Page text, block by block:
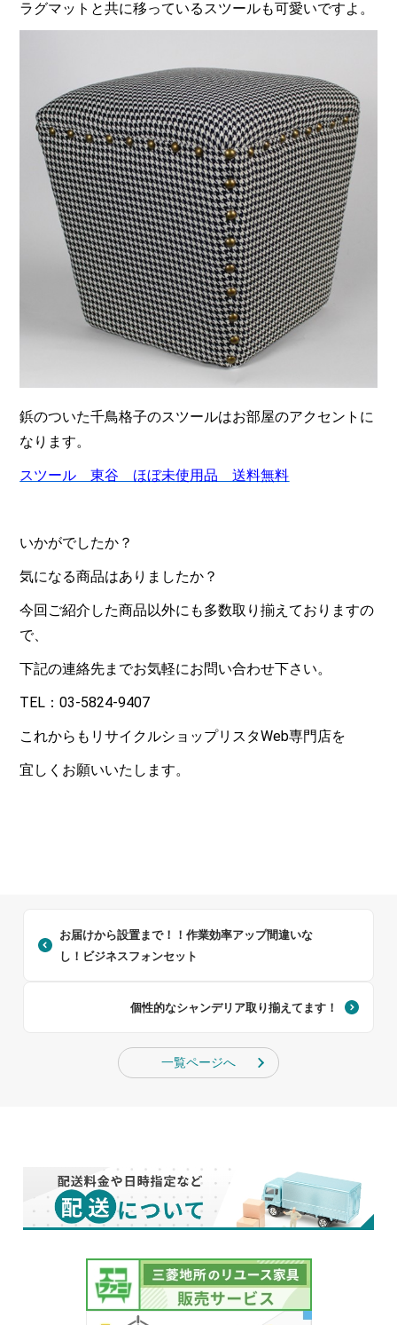
ラグマットと共に移っているスツールも可愛いですよ。
鋲のついた千鳥格子のスツールはお部屋のアクセントに
なります。
スツール 東谷 ほぼ未使用品 送料無料
いかがでしたか？
気になる商品はありましたか？
今回ご紹介した商品以外にも多数取り揃えておりますの
で、
下記の連絡先までお気軽にお問い合わせ下さい。
TEL：03-5824-9407
これからもリサイクルショップリスタWeb専門店を
宜しくお願いいたします。
お届けから設置まで！！作業効率アップ間違いな
し！ビジネスフォンセット
個性的なシャンデリア取り揃えてます！
一覧ページへ